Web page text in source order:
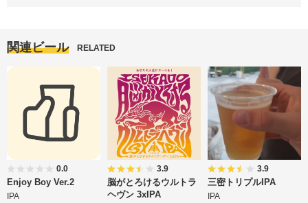
関連ビール RELATED
0.0
Enjoy Boy Ver.2
IPA
3.9
脳がとろけるウルトラ
ヘヴン 3xIPA
3.9
三密トリプルIPA
IPA